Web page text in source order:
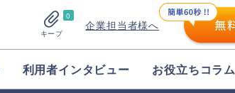
0
キープ
企業担当者様へ
利用者インタビュー お役立ちコラム